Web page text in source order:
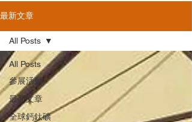
最新文章
All Posts
參展活動
最新文章
全球鈣鈦礦
All Posts